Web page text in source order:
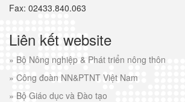
Fax: 02433.840.063
Liên kết website
» Bộ Nông nghiệp & Phát triển nông thôn
» Công đoàn NN&PTNT Việt Nam
» Bộ Giáo dục và Đào tạo